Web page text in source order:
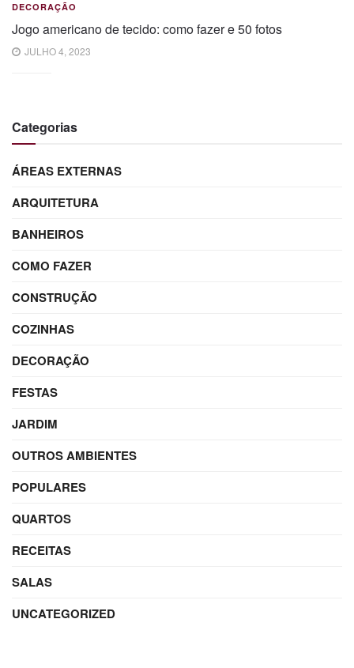
DECORAÇÃO
Jogo americano de tecido: como fazer e 50 fotos
JULHO 4, 2023
Categorias
ÁREAS EXTERNAS
ARQUITETURA
BANHEIROS
COMO FAZER
CONSTRUÇÃO
COZINHAS
DECORAÇÃO
FESTAS
JARDIM
OUTROS AMBIENTES
POPULARES
QUARTOS
RECEITAS
SALAS
UNCATEGORIZED